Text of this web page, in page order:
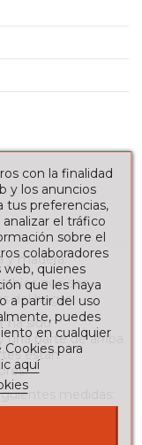
y madera.
que son
del hogar.
ha sido
parte de arriba
están
medidas:
con la finalidad
y los anuncios
tus preferencias,
el tráfico
sobre el
colaboradores
web, quienes
que les haya
a partir del uso
puedes
en cualquier
para
aquí